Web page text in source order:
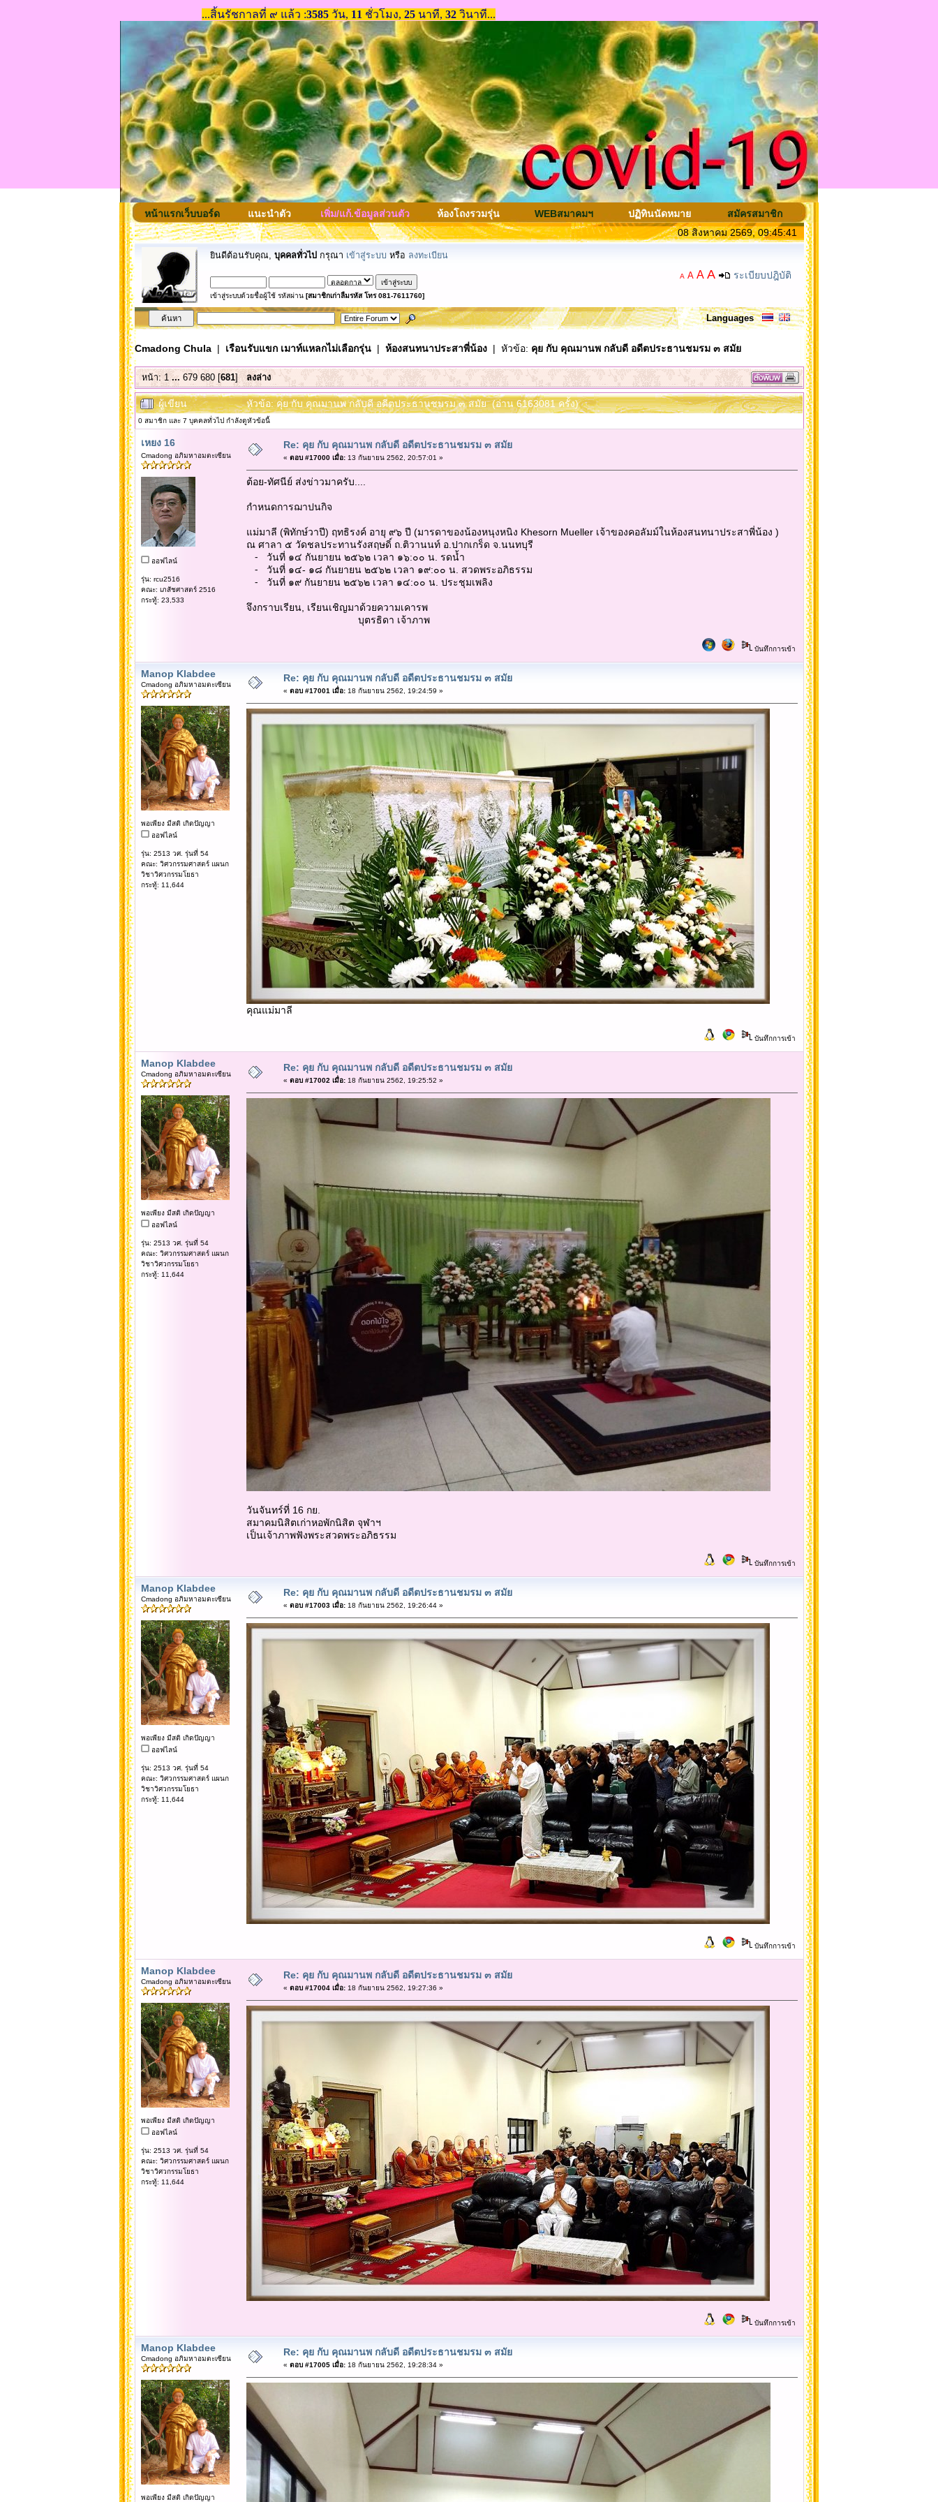
หน้าแรกเว็บบอร์ด แนะนำตัว เพิ่ม/แก้.ข้อมูลส่วนตัว ห้องโถงรวมรุ่น WEBสมาคมฯ ปฏิทินนัดหมาย
สมัครสมาชิก
08 สิงหาคม 2569, 09:45:41
ยินดีต้อนรับคุณ, บุคคลทั่วไป กรุณา เข้าสู่ระบบ หรือ ลงทะเบียน
เข้าสู่ระบบด้วยชื่อผู้ใช้ รหัสผ่าน [สมาชิกเก่าลืมรหัส โทร 081-7611760]
A A A A ระเบียบปฎิบัติ
Languages
Cmadong Chula| เรือนรับแขก เมาท์แหลกไม่เลือกรุ่น| ห้องสนทนาประสาพี่น้อง| หัวข้อ: คุย กับ คุณมานพ กลับดี อดีตประธานชมรม ๓ สมัย
หน้า:1 ... 679 680[681]ลงล่าง
ผู้เขียน หัวข้อ: คุย กับ คุณมานพ กลับดี อดีตประธานชมรม ๓ สมัย (อ่าน 6163081 ครั้ง)
0 สมาชิก และ 7 บุคคลทั่วไป กำลังดูหัวข้อนี้
เหยง 16
Cmadong อภิมหาอมตะเซียน
ออฟไลน์
รุ่น: rcu2516
คณะ: เภสัชศาสตร์ 2516
กระทู้: 23,533
Re: คุย กับ คุณมานพ กลับดี อดีตประธานชมรม ๓ สมัย
« ตอบ #17000 เมื่อ:13 กันยายน 2562, 20:57:01 »
ต้อย-ทัศนีย์ ส่งข่าวมาครับ....
กำหนดการฌาปนกิจ
แม่มาลี (พิทักษ์วาปี) ฤทธิรงค์ อายุ ๙๖ ปี (มารดาของน้องหนุงหนิง Khesorn Mueller เจ้าของคอลัมม์ในห้องสนทนาประสาพี่น้อง )
ณ ศาลา ๕ วัดชลประทานรังสฤษดิ์ ถ.ติวานนท์ อ.ปากเกร็ด จ.นนทบุรี
⁃ วันที่ ๑๔ กันยายน ๒๕๖๒ เวลา ๑๖:๐๐ น. รดน้ำ
⁃ วันที่ ๑๔- ๑๘ กันยายน ๒๕๖๒ เวลา ๑๙:๐๐ น. สวดพระอภิธรรม
⁃ วันที่ ๑๙ กันยายน ๒๕๖๒ เวลา ๑๔:๐๐ น. ประชุมเพลิง
จึงกราบเรียน, เรียนเชิญมาด้วยความเคารพ
บุตรธิดา เจ้าภาพ
บันทึกการเข้า
Manop Klabdee
Cmadong อภิมหาอมตะเซียน
พอเพียง มีสติ เกิดปัญญา
ออฟไลน์
รุ่น: 2513 วศ. รุ่นที่ 54
คณะ: วิศวกรรมศาสตร์ แผนก
วิชาวิศวกรรมโยธา
กระทู้: 11,644
Re: คุย กับ คุณมานพ กลับดี อดีตประธานชมรม ๓ สมัย
« ตอบ #17001 เมื่อ:18 กันยายน 2562, 19:24:59 »
คุณแม่มาลี
บันทึกการเข้า
Manop Klabdee
Cmadong อภิมหาอมตะเซียน
พอเพียง มีสติ เกิดปัญญา
ออฟไลน์
รุ่น: 2513 วศ. รุ่นที่ 54
คณะ: วิศวกรรมศาสตร์ แผนก
วิชาวิศวกรรมโยธา
กระทู้: 11,644
Re: คุย กับ คุณมานพ กลับดี อดีตประธานชมรม ๓ สมัย
« ตอบ #17002 เมื่อ:18 กันยายน 2562, 19:25:52 »
วันจันทร์ที่ 16 กย.
สมาคมนิสิตเก่าหอพักนิสิต จุฬาฯ
เป็นเจ้าภาพฟังพระสวดพระอภิธรรม
บันทึกการเข้า
Manop Klabdee
Cmadong อภิมหาอมตะเซียน
พอเพียง มีสติ เกิดปัญญา
ออฟไลน์
รุ่น: 2513 วศ. รุ่นที่ 54
คณะ: วิศวกรรมศาสตร์ แผนก
วิชาวิศวกรรมโยธา
กระทู้: 11,644
Re: คุย กับ คุณมานพ กลับดี อดีตประธานชมรม ๓ สมัย
« ตอบ #17003 เมื่อ:18 กันยายน 2562, 19:26:44 »
บันทึกการเข้า
Manop Klabdee
Cmadong อภิมหาอมตะเซียน
พอเพียง มีสติ เกิดปัญญา
ออฟไลน์
รุ่น: 2513 วศ. รุ่นที่ 54
คณะ: วิศวกรรมศาสตร์ แผนก
วิชาวิศวกรรมโยธา
กระทู้: 11,644
Re: คุย กับ คุณมานพ กลับดี อดีตประธานชมรม ๓ สมัย
« ตอบ #17004 เมื่อ:18 กันยายน 2562, 19:27:36 »
บันทึกการเข้า
Manop Klabdee
Cmadong อภิมหาอมตะเซียน
พอเพียง มีสติ เกิดปัญญา
Re: คุย กับ คุณมานพ กลับดี อดีตประธานชมรม ๓ สมัย
« ตอบ #17005 เมื่อ:18 กันยายน 2562, 19:28:34 »